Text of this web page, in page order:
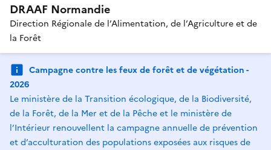
DRAAF Normandie
Direction Régionale de l’Alimentation, de l’Agriculture et de
la Forêt
Campagne contre les feux de forêt et de végétation -
2026
Le ministère de la Transition écologique, de la Biodiversité,
de la Forêt, de la Mer et de la Pêche et le ministère de
l’Intérieur renouvellent la campagne annuelle de prévention
et d’acculturation des populations exposées aux risques de